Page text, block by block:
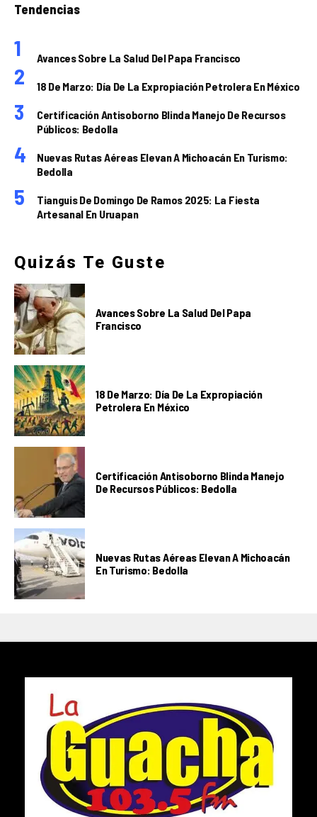
Tendencias
Avances Sobre La Salud Del Papa Francisco
18 De Marzo: Día De La Expropiación Petrolera En México
Certificación Antisoborno Blinda Manejo De Recursos
Públicos: Bedolla
Nuevas Rutas Aéreas Elevan A Michoacán En Turismo:
Bedolla
Tianguis De Domingo De Ramos 2025: La Fiesta
Artesanal En Uruapan
Quizás Te Guste
Avances Sobre La Salud Del Papa
Francisco
18 De Marzo: Día De La Expropiación
Petrolera En México
Certificación Antisoborno Blinda Manejo
De Recursos Públicos: Bedolla
Nuevas Rutas Aéreas Elevan A Michoacán
En Turismo: Bedolla